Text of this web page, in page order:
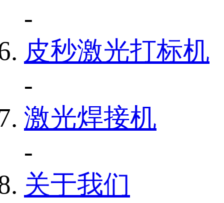
-
皮秒激光打标机
-
激光焊接机
-
关于我们